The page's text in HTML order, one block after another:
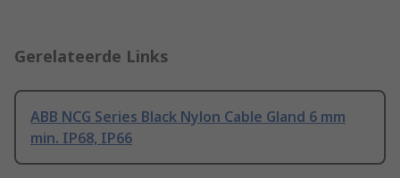
Gerelateerde Links
ABB NCG Series Black Nylon Cable Gland 6 mm
min. IP68, IP66